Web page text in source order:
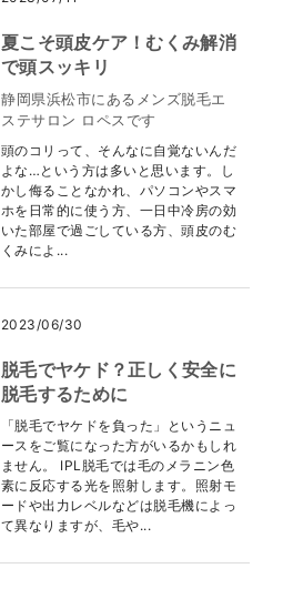
夏こそ頭皮ケア！むくみ解消
で頭スッキリ
静岡県浜松市にあるメンズ脱毛エ
ステサロン ロペスです
頭のコリって、そんなに自覚ないんだ
よな…という方は多いと思います。し
かし侮ることなかれ、パソコンやスマ
ホを日常的に使う方、一日中冷房の効
いた部屋で過ごしている方、頭皮のむ
くみによ...
2023/06/30
脱毛でヤケド？正しく安全に
脱毛するために
「脱毛でヤケドを負った」というニュ
ースをご覧になった方がいるかもしれ
ません。 IPL脱毛では毛のメラニン色
素に反応する光を照射します。照射モ
ードや出力レベルなどは脱毛機によっ
て異なりますが、毛や...